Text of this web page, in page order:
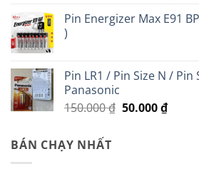
là:
tại
Pin Energizer Max E91
)
Pin LR1 / Pin Size N / Pin
Panasonic
150.000₫ Giá
50.000₫Giá
BÁN CHẠY NHẤT